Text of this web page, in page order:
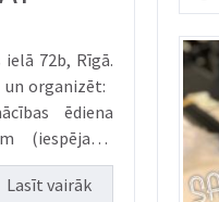
72b, Rīgā.
organizēt:
ēdiena
(iespējams
Lasīt vairāk